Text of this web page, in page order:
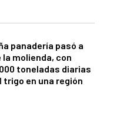
panadería pasó a
molienda, con
toneladas diarias
trigo en una región